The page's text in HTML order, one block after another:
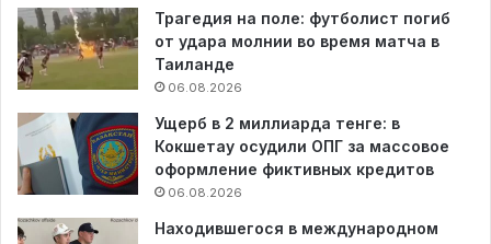
Трагедия на поле: футболист погиб
от удара молнии во время матча в
Таиланде
06.08.2026
Ущерб в 2 миллиарда тенге: в
Кокшетау осудили ОПГ за массовое
оформление фиктивных кредитов
06.08.2026
Находившегося в международном